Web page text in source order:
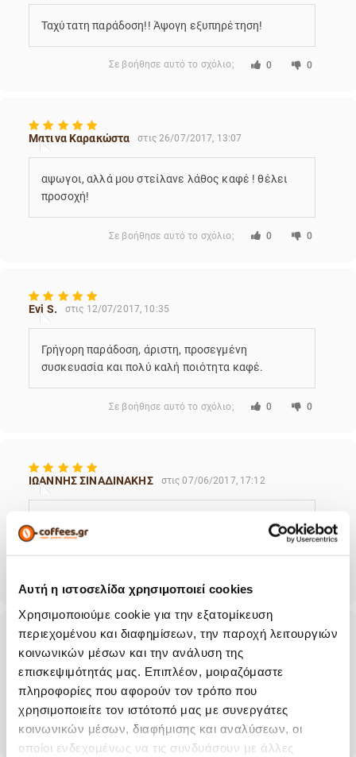
Αυτή η ιστοσελίδα χρησιμοποιεί cookies
Χρησιμοποιούμε cookie για την εξατομίκευση
περιεχομένου και διαφημίσεων, την παροχή λειτουργιών
κοινωνικών μέσων και την ανάλυση της
επισκεψιμότητάς μας. Επιπλέον, μοιραζόμαστε
πληροφορίες που αφορούν τον τρόπο που
χρησιμοποιείτε τον ιστότοπό μας με συνεργάτες
κοινωνικών μέσων, διαφήμισης και αναλύσεων, οι
οποίοι ενδεχομένως να τις συνδυάσουν με άλλες
Ταχύτατη παράδοση!! Άψογη εξυπηρέτηση!
Σε βοήθησε αυτό το σχόλιο; 0 0
Ματινα Καρακώστα στις 26/07/2017, 13:07
αψωγοι, αλλά μου στείλανε λάθος καφέ ! θέλει
προσοχή!
Σε βοήθησε αυτό το σχόλιο; 0 0
Evi S. στις 12/07/2017, 10:35
Γρήγορη παράδοση, άριστη, προσεγμένη
συσκευασία και πολύ καλή ποιότητα καφέ.
Σε βοήθησε αυτό το σχόλιο; 0 0
ΙΩΑΝΝΗΣ ΣΙΝΑΔΙΝΑΚΗΣ στις 07/06/2017, 17:12
Για μια ακόμα φορά άψογοι και ταχύτατοι 24 ώρες
δεν πέρασαν και παρέλαβα το δέμα Κρήτη....!!!!!!
ΙΩΑΝΝΗΣ ΣΙΝΑΔΙΝΑΚΗΣ στις 29/03/2017, 14:10
Με μια λέξη "ΑΨΟΓΟΙ" σε όλα.!!!!!!
Σε βοήθησε αυτό το σχόλιο; 0